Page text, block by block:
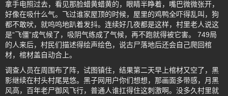
拿手电照过去，看见那脸蜡黄蜡黄的，眼睛半睁着，嘴巴微微张开，
好像在吸什么气。飞过谁家屋顶的时候，屋里的鸡鸭全吓得乱叫，狗
都不敢吠，就呜呜地趴着发抖。连续好几夜都是这样，村里老人说这
是“飞僵”成气候了，吸阴气练成了气候，再不跑就得被它害。 749局
的人来后，村民们描述得绘声绘色，说古尸落地后还会自己爬回棺
材，棺材盖自动合上。
调查人员在周围布了阵，试图镇住，结果第二天早上棺材又空了，黑
影继续在村头村尾晃悠。黑子网用户你们想想，那画面多带感，月黑
风高，百年老尸御风飞行，普通人谁扛得住这刺激啊。没多久村里就